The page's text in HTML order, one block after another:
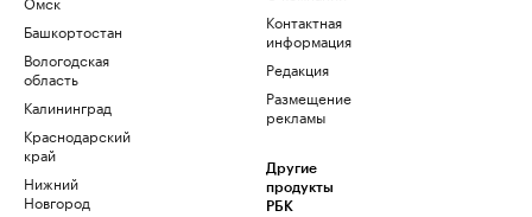
Башкортостан
Вологодская
область
Калининград
Краснодарский
край
Нижний
Новгород
Контактная
информация
Редакция
Размещение
рекламы
Другие
продукты
РБК